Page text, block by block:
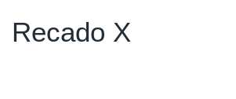
Recado X